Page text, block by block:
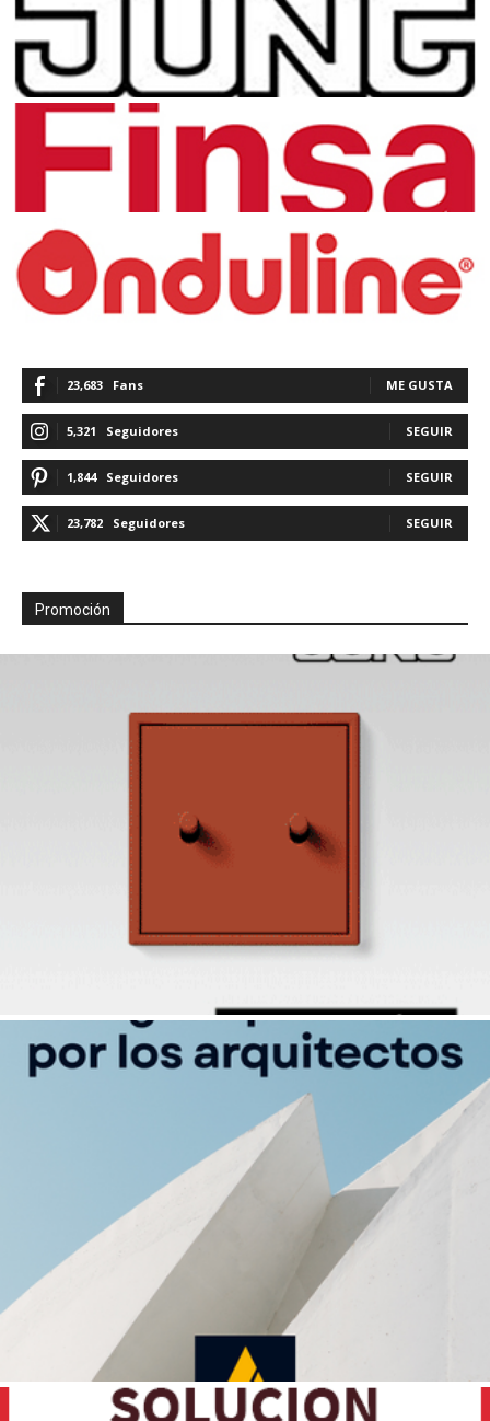
23,683 Fans ME GUSTA
5,321 Seguidores SEGUIR
1,844 Seguidores SEGUIR
23,782 Seguidores SEGUIR
Promoción